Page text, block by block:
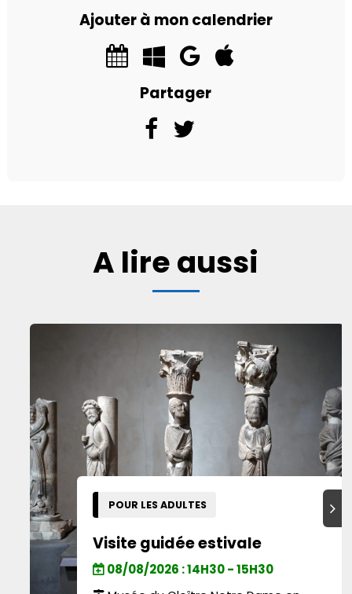
Ajouter à mon calendrier
Partager
A lire aussi
POUR LES ADULTES
Visite guidée estivale
08/08/2026 : 14H30 - 15H30